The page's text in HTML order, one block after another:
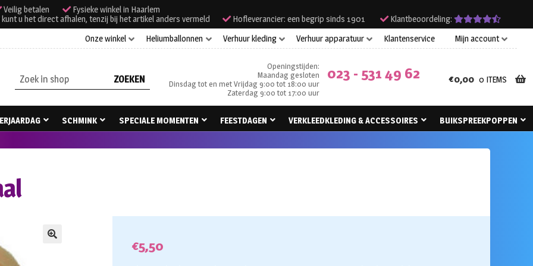
Veilig betalen
Fysieke winkel in Haarlem
u het direct afhalen, tenzij bij het artikel anders vermeld
Hofleverancier: een begrip sinds 1901
Klantbeoordeling:
Onze winkel
Heliumballonnen Verhuur kleding Verhuur apparatuur Klantenservice Mijn account
Zoeken
naar:
Openingstijden:
Maandag gesloten
Dinsdag tot en met Vrijdag 9:00 tot 18:00 uur
Zaterdag 9:00 tot 17:00 uur
023 - 531 49 62 €0,00 0 ITEMS
SCHMINK SPECIALE MOMENTEN FEESTDAGEN VERKLEEDKLEDING & ACCESSOIRES
BUIKSPREEKPOPPEN
€5,50